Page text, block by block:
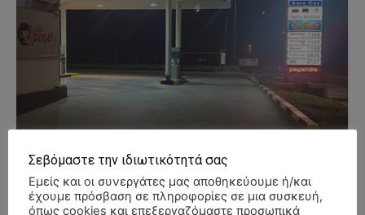
Σεβόμαστε την ιδιωτικότητά σας
Εμείς και οι συνεργάτες μας αποθηκεύουμε ή/και
έχουμε πρόσβαση σε πληροφορίες σε μια συσκευή,
όπως cookies και επεξεργαζόμαστε προσωπικά